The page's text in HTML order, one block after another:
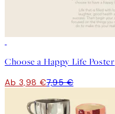
Choose a Happy Life Poster
Ab 3,98 €7,95 €